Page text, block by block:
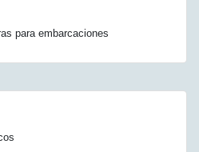
para embarcaciones